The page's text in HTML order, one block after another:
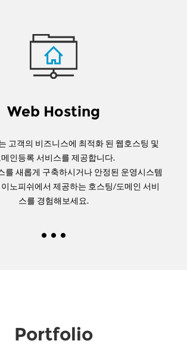
Web Hosting
고객의 비즈니스에 최적화 된 웹호스팅 및
메인등록 서비스를 제공합니다.
를 새롭게 구축하시거나 안정된 운영시스템
노피쉬에서 제공하는 호스팅/도메인 서비
스를 경험해보세요.
Portfolio